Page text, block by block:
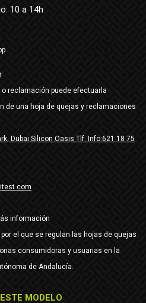
10 a 14h
reclamación puede efectuarla
de una hoja de quejas y reclamaciones
Dubai Silicon Oasis Tlf. Info:621 18 75
información
el que se regulan las hojas de quejas
consumidoras y usuarias en la
de Andalucía.
MODELO